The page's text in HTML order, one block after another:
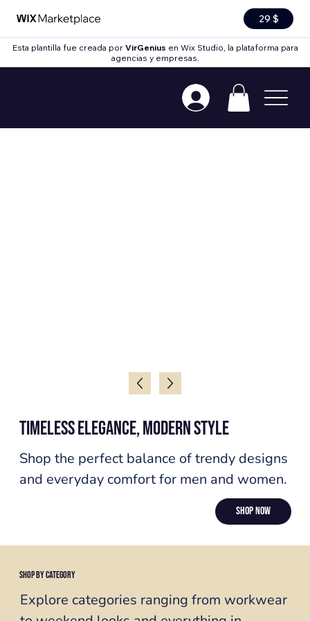
29 $
Esta plantilla fue creada por VirGenius en Wix Studio, la plataforma para
agencias y empresas.